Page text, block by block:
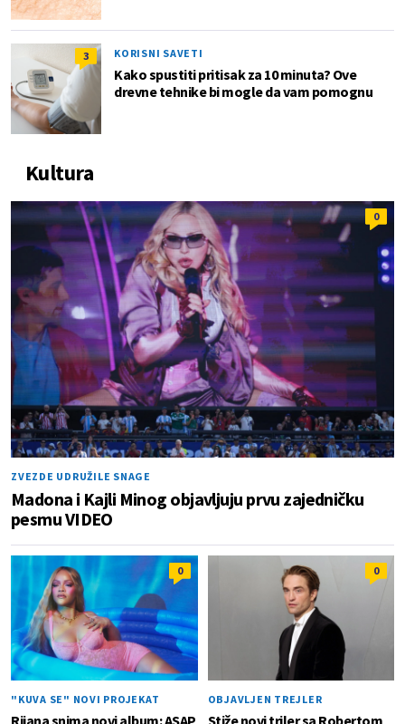
3 KORISNI SAVETI
Kako spustiti pritisak za 10 minuta? Ove
drevne tehnike bi mogle da vam pomognu
Kultura
0
ZVEZDE UDRUŽILE SNAGE
Madona i Kajli Minog objavljuju prvu zajedničku
pesmu VIDEO
0
"KUVA SE" NOVI PROJEKAT
Rijana snima novi album: ASAP
0
OBJAVLJEN TREJLER
Stiže novi triler sa Robertom